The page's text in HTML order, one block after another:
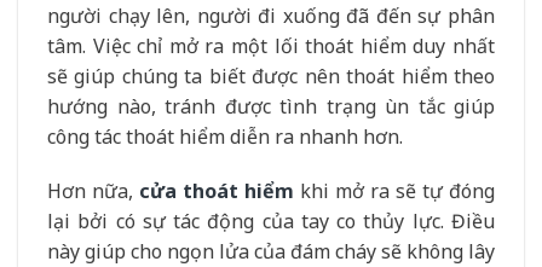
người chạy lên, người đi xuống đã đến sự phân
tâm. Việc chỉ mở ra một lối thoát hiểm duy nhất
sẽ giúp chúng ta biết được nên thoát hiểm theo
hướng nào, tránh được tình trạng ùn tắc giúp
công tác thoát hiểm diễn ra nhanh hơn.
Hơn nữa, cửa thoát hiểm khi mở ra sẽ tự đóng
lại bởi có sự tác động của tay co thủy lực. Điều
này giúp cho ngọn lửa của đám cháy sẽ không lây